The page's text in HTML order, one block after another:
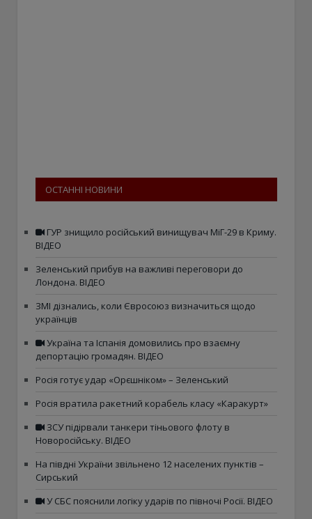
ОСТАННІ НОВИНИ
ГУР знищило російський винищувач МіГ-29 в Криму.
ВІДЕО
Зеленський прибув на важливі переговори до
Лондона. ВІДЕО
ЗМІ дізнались, коли Євросоюз визначиться щодо
українців
Україна та Іспанія домовились про взаємну
депортацію громадян. ВІДЕО
Росія готує удар «Орєшніком» – Зеленський
Росія вратила ракетний корабель класу «Каракурт»
ЗСУ підірвали танкери тіньового флоту в
Новоросійську. ВІДЕО
На півдні України звільнено 12 населених пунктів –
Сирський
У СБС пояснили логіку ударів по півночі Росії. ВІДЕО